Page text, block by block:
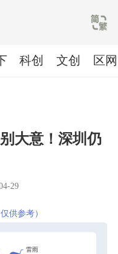
科创 文创 区网
大意！深圳仍
29
供参考）